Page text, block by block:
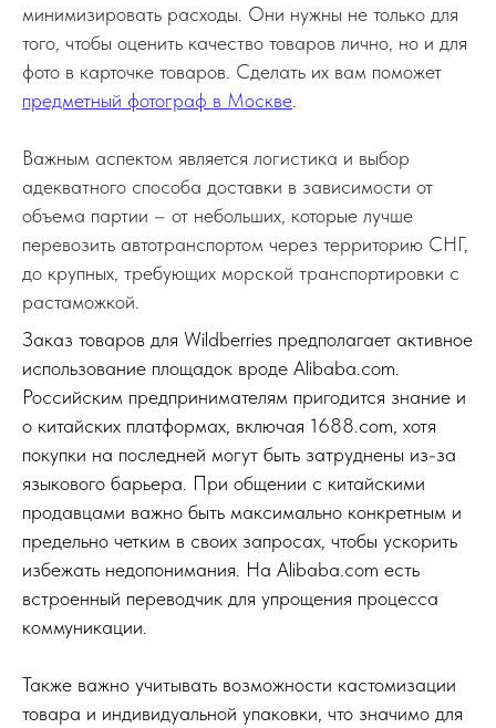
минимизировать расходы. Они нужны не только для
того, чтобы оценить качество товаров лично, но и для
фото в карточке товаров. Сделать их вам поможет
предметный фотограф в Москве
Важным аспектом является логистика и выбор
адекватного способа доставки в зависимости от
объема партии – от небольших, которые лучше
перевозить автотранспортом через территорию СНГ,
до крупных, требующих морской транспортировки с
растаможкой.
Заказ товаров для Wildberries предполагает активное
использование площадок вроде Alibaba.com.
Российским предпринимателям пригодится знание и
о китайских платформах, включая 1688.com, хотя
покупки на последней могут быть затруднены из-за
языкового барьера. При общении с китайскими
продавцами важно быть максимально конкретным и
предельно четким в своих запросах, чтобы ускорить
избежать недопонимания. На Alibaba.com есть
встроенный переводчик для упрощения процесса
коммуникации.
Также важно учитывать возможности кастомизации
товара и индивидуальной упаковки, что значимо для